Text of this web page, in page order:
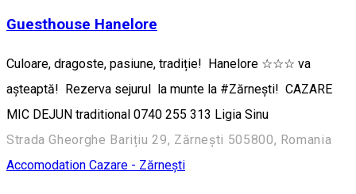
Guesthouse Hanelore
Culoare, dragoste, pasiune, tradiție! Hanelore ☆☆☆ va
așteaptă! Rezerva sejurul la munte la #Zărnești! CAZARE
MIC DEJUN traditional 0740 255 313 Ligia Sinu
Strada Gheorghe Barițiu 29, Zărnești 505800, Romania
Accomodation Cazare - Zărnești